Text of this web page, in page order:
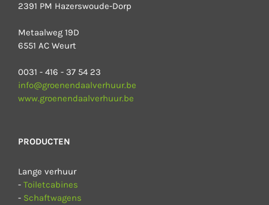
2391 PM Hazerswoude-Dorp
Metaalweg 19D
6551 AC Weurt
0031 - 416 - 37 54 23
info@groenendaalverhuur.be
www.groenendaalverhuur.be
PRODUCTEN
Lange verhuur
- Toiletcabines
- Schaftwagens